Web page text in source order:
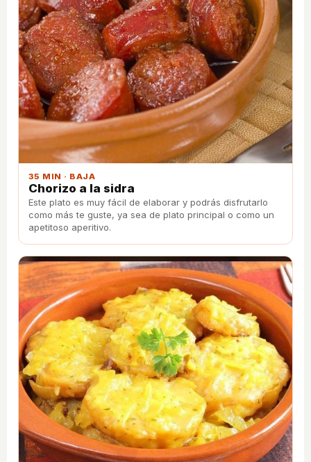
35 MIN · BAJA
Chorizo a la sidra
Este plato es muy fácil de elaborar y podrás disfrutarlo
como más te guste, ya sea de plato principal o como un
apetitoso aperitivo.